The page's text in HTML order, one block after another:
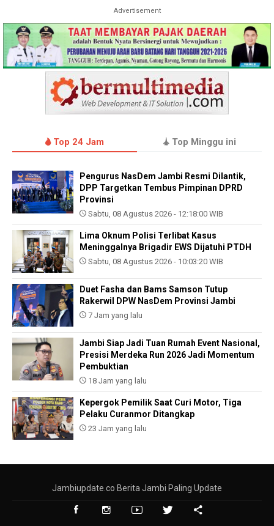
Advertisement
Top 24 Jam Top Minggu ini
Pengurus NasDem Jambi Resmi Dilantik,
DPP Targetkan Tembus Pimpinan DPRD
Provinsi
Sabtu, 08 Agustus 2026 - 12:18:00 WIB
Lima Oknum Polisi Terlibat Kasus
Meninggalnya Brigadir EWS Dijatuhi PTDH
Sabtu, 08 Agustus 2026 - 10:03:20 WIB
Duet Fasha dan Bams Samson Tutup
Rakerwil DPW NasDem Provinsi Jambi
7 Jam yang lalu
Jambi Siap Jadi Tuan Rumah Event Nasional,
Presisi Merdeka Run 2026 Jadi Momentum
Pembuktian
18 Jam yang lalu
Kepergok Pemilik Saat Curi Motor, Tiga
Pelaku Curanmor Ditangkap
23 Jam yang lalu
Jambiupdate.co Berita Jambi Paling Update